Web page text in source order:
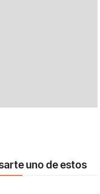
uno de estos